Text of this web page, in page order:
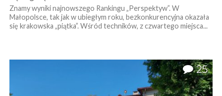
Znamy wyniki najnowszego Rankingu „Perspektyw”. W
Małopolsce, tak jak w ubiegłym roku, bezkonkurencyjna okazała
się krakowska „piątka”. Wśród techników, z czwartego miejsca...
25